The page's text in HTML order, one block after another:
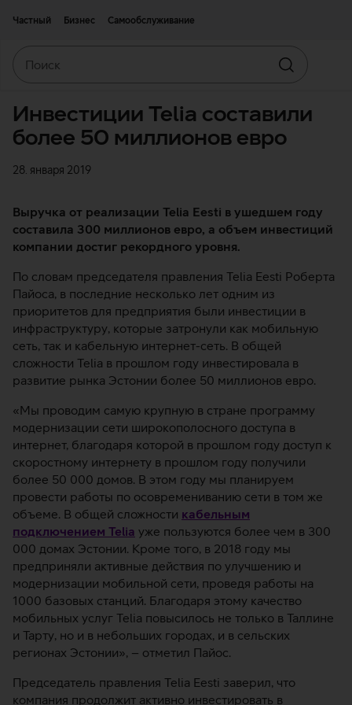
Частный
Бизнес Самообслуживание
Искать
Инвестиции Telia составили
более 50 миллионов евро
28. января 2019
Выручка от реализации Telia Eesti в ушедшем году
составила 300 миллионов евро, а объем инвестиций
компании достиг рекордного уровня.
По словам председателя правления Telia Eesti Роберта
Пайоса, в последние несколько лет одним из
приоритетов для предприятия были инвестиции в
инфраструктуру, которые затронули как мобильную
сеть, так и кабельную интернет-сеть. В общей
сложности Telia в прошлом году инвестировала в
развитие рынка Эстонии более 50 миллионов евро.
«Мы проводим самую крупную в стране программу
модернизации сети широкополосного доступа в
интернет, благодаря которой в прошлом году доступ к
скоростному интернету в прошлом году получили
более 50 000 домов. В этом году мы планируем
провести работы по осовремениванию сети в том же
объеме. В общей сложности кабельным
подключением Telia уже пользуются более чем в 300
000 домах Эстонии. Кроме того, в 2018 году мы
предприняли активные действия по улучшению и
модернизации мобильной сети, проведя работы на
1000 базовых станций. Благодаря этому качество
мобильных услуг Telia повысилось не только в Таллине
и Тарту, но и в небольших городах, и в сельских
регионах Эстонии», – отметил Пайос.
Председатель правления Telia Eesti заверил, что
компания продолжит активно инвестировать в